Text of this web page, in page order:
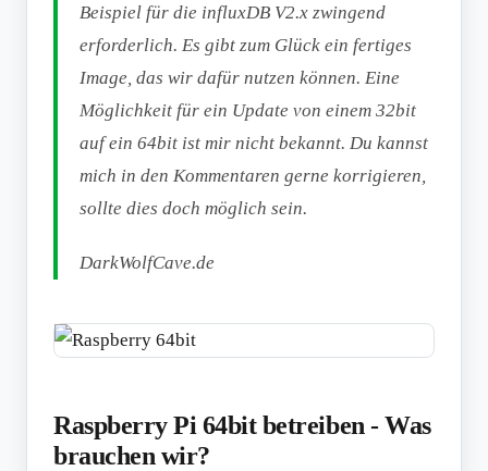
Beispiel für die influxDB V2.x zwingend
erforderlich. Es gibt zum Glück ein fertiges
Image, das wir dafür nutzen können. Eine
Möglichkeit für ein Update von einem 32bit
auf ein 64bit ist mir nicht bekannt. Du kannst
mich in den Kommentaren gerne korrigieren,
sollte dies doch möglich sein.
DarkWolfCave.de
Raspberry Pi 64bit betreiben - Was
brauchen wir?